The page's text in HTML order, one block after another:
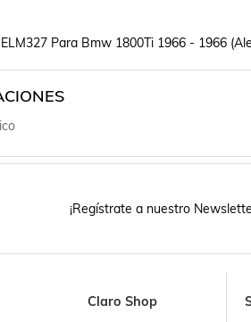
Para Bmw 1800Ti 1966 - 1966
¡Regístrate a nuestro
Claro Shop